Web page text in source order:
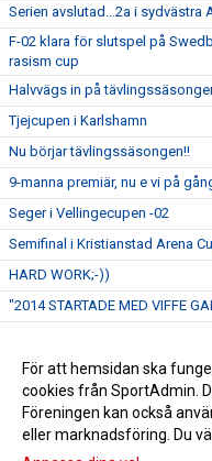
Serien avslutad...2a i sydvästra
F-02 klara för slutspel på
rasism cup
Halvvägs in på
Tjejcupen i Karlshamn
Nu börjar tävlingssäsongen!!
9-manna premiär, nu e vi på
Seger i Vellingecupen -02
Semifinal i Kristianstad Arena
HARD WORK;-))
"2014 STARTADE MED VIFFE
F 01/02 semifinal Skånecupen
Silver i Växjösparken för F 01/02
För att hemsidan ska
cookies från SportAdmin.
Föreningen kan också
eller marknadsföring. Du